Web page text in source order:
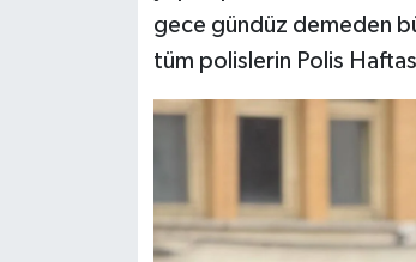
gece gündüz demeden
tüm polislerin Polis